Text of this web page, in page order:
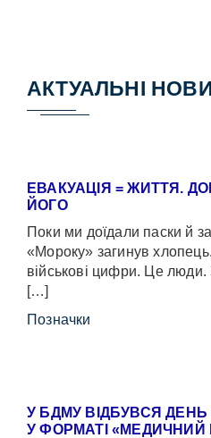
АКТУАЛЬНІ
ЕВАКУАЦІЯ = ЖИТТЯ.
ЙОГО
Поки ми доїдали паски й
«Мороку» загинув
військові цифри. Це
[…]
Позначки
У БДМУ ВІДБУВСЯ ДЕНЬ
У ФОРМАТІ «МЕДИЧНИЙ